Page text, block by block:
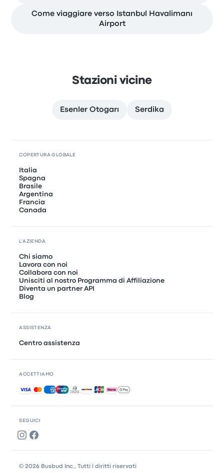
Come viaggiare verso Istanbul Havalimanı
Airport
Stazioni vicine
Esenler Otogarı Serdika
SEGUICI
COPERTURA GLOBALE
Italia
Spagna
Brasile
Argentina
Francia
Canada
L'AZIENDA
Chi siamo
Lavora con noi
Collabora con noi
Unisciti al nostro Programma di Affiliazione
Diventa un partner API
Blog
ASSISTENZA
Centro assistenza
ACCETTIAMO
Pagamenti accettati
© 2026 Busbud Inc., Tutti i diritti riservati